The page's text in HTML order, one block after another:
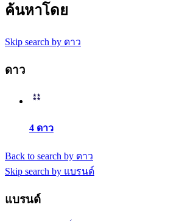
ค้นหาโดย
Skip search by ดาว
ดาว
4 ดาว
Back to search by ดาว
Skip search by แบรนด์
แบรนด์